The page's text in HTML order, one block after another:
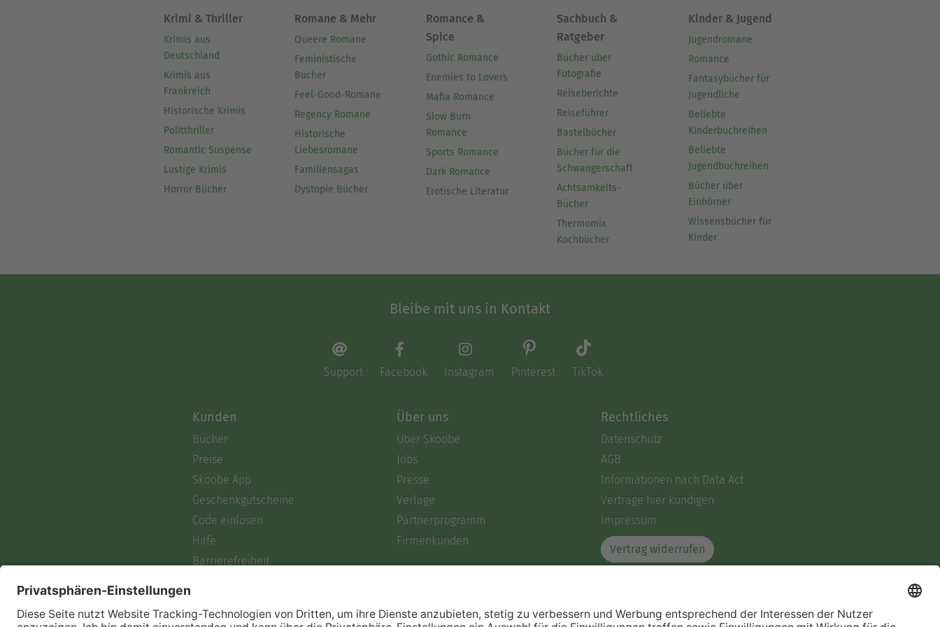
Krimi & Thriller
Krimis aus
Deutschland
Krimis aus
Frankreich
Historische Krimis
Politthriller
Romantic Suspense
Lustige Krimis
Horror Bücher
Romane & Mehr
Queere Romane
Feministische
Bücher
Feel-Good-Romane
Regency Romane
Historische
Liebesromane
Familiensagas
Dystopie Bücher
Romance &
Spice
Gothic Romance
Enemies to Lovers
Mafia Romance
Slow Burn
Romance
Sports Romance
Dark Romance
Erotische Literatur
Sachbuch &
Ratgeber
Bücher über
Fotografie
Reiseberichte
Reiseführer
Bastelbücher
Bücher für die
Schwangerschaft
Achtsamkeits-
Bücher
Thermomix
Kochbücher
Kinder & Jugend
Jugendromane
Romance
Fantasybücher für
Jugendliche
Beliebte
Kinderbuchreihen
Beliebte
Jugendbuchreihen
Bücher über
Einhörner
Wissensbücher für
Kinder
Bleibe mit uns in Kontakt
Support Facebook Instagram Pinterest TikTok
Kunden
Bücher
Preise
Skoobe App
Geschenkgutscheine
Code einlösen
Hilfe
Barrierefreiheit
Über uns
Über Skoobe
Jobs
Presse
Verlage
Partnerprogramm
Firmenkunden
Rechtliches
Datenschutz
AGB
Informationen nach Data Act
Verträge hier kündigen
Impressum
Vertrag widerrufen